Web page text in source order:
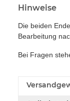
Hinweise
Die beiden
Bearbeitung
Bei Fragen